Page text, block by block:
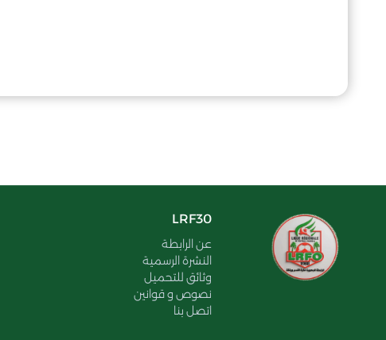
LRF30
عن الرابطة
النشرة الرسمية
وثائق للتحميل
نصوص و قوانين
اتصل بنا